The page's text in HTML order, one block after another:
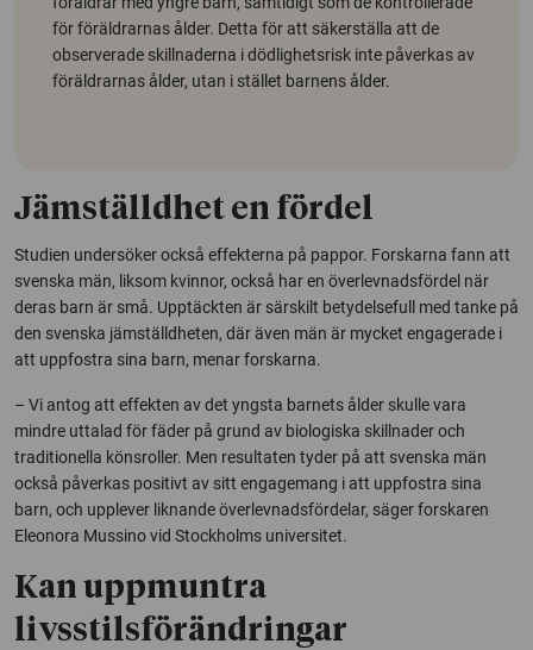
för föräldrarnas ålder. Detta för att säkerställa att de
observerade skillnaderna i dödlighetsrisk inte påverkas av
föräldrarnas ålder, utan i stället barnens ålder.
Jämställdhet en fördel
Studien undersöker också effekterna på pappor. Forskarna fann att
svenska män, liksom kvinnor, också har en överlevnadsfördel när
deras barn är små. Upptäckten är särskilt betydelsefull med tanke på
den svenska jämställdheten, där även män är mycket engagerade i
att uppfostra sina barn, menar forskarna.
– Vi antog att effekten av det yngsta barnets ålder skulle vara
mindre uttalad för fäder på grund av biologiska skillnader och
traditionella könsroller. Men resultaten tyder på att svenska män
också påverkas positivt av sitt engagemang i att uppfostra sina
barn, och upplever liknande överlevnadsfördelar, säger forskaren
Eleonora Mussino vid Stockholms universitet.
Kan uppmuntra
livsstilsförändringar